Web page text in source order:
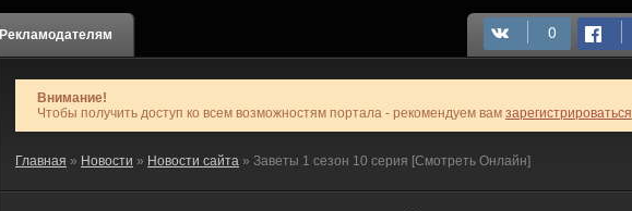
Рекламодателям
Внимание!
Чтобы получить доступ ко всем возможностям портала - рекомендуем вам зарегистрироваться
Главная » Новости » Новости сайта » Заветы 1 сезон 10 серия [Смотреть Онлайн]